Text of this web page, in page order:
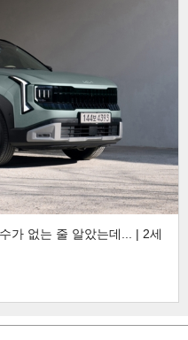
가 없는 줄 알았는데... | 2세